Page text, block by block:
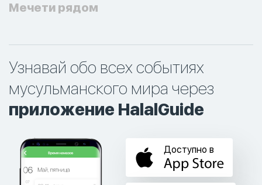
Мечети рядом
Узнавай обо всех событиях
мусульманского мира через
приложение HalalGuide
Доступно в